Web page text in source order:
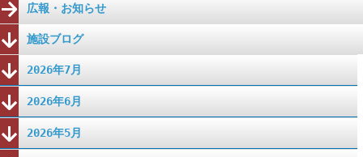
広報・お知らせ
施設ブログ
2026年7月
2026年6月
2026年5月